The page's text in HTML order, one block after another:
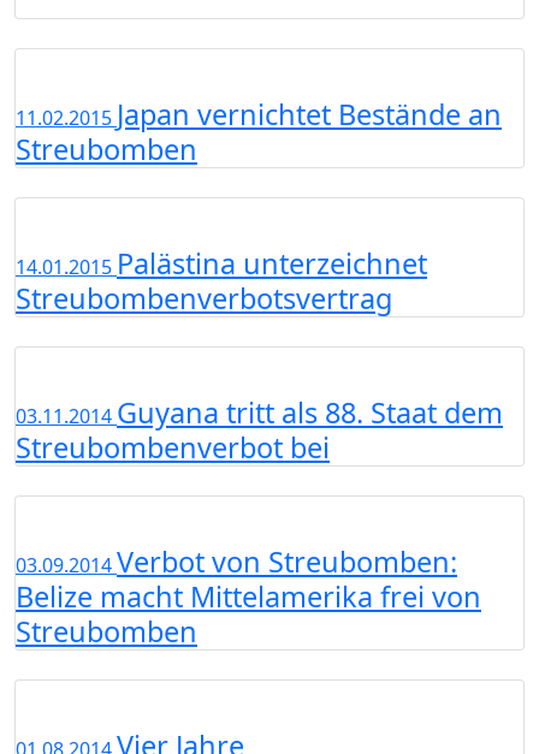
11.02.2015 Japan vernichtet Bestände an
Streubomben
14.01.2015 Palästina unterzeichnet
Streubombenverbotsvertrag
03.11.2014 Guyana tritt als 88. Staat dem
Streubombenverbot bei
03.09.2014Verbot von Streubomben:
Belize macht Mittelamerika frei von
Streubomben
Vier Jahre